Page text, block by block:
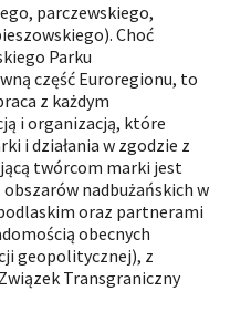
parczewskiego,
Choć
Parku
część Euroregionu, to
z każdym
i organizacją, które
i działania w zgodzie z
twórcom marki jest
nadbużańskich w
oraz partnerami
obecnych
geopolitycznej), z
Transgraniczny